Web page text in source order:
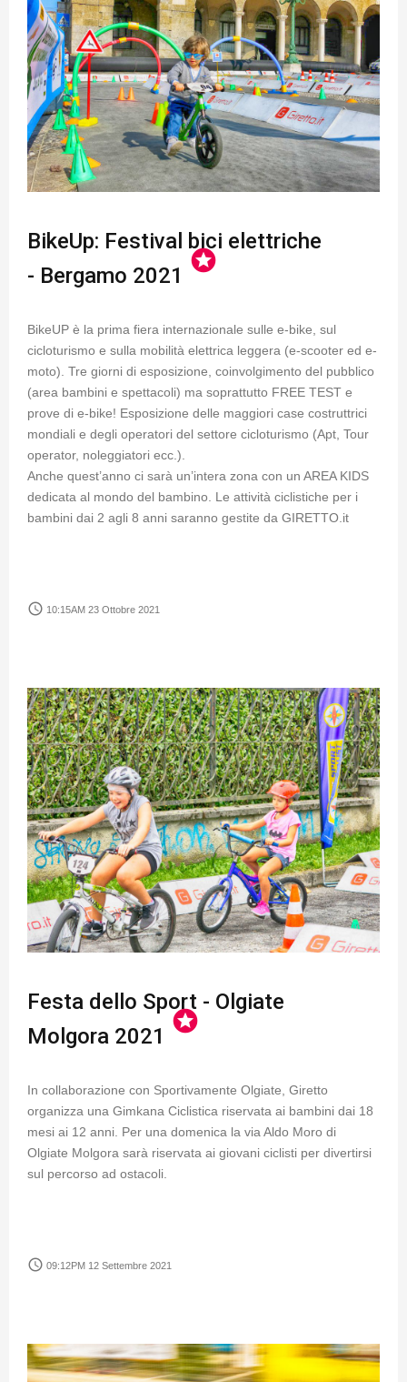
BikeUp: Festival bici elettriche
- Bergamo 2021
stars
BikeUP è la prima fiera internazionale sulle e-bike, sul
cicloturismo e sulla mobilità elettrica leggera (e-scooter ed e-
moto). Tre giorni di esposizione, coinvolgimento del pubblico
(area bambini e spettacoli) ma soprattutto FREE TEST e
prove di e-bike! Esposizione delle maggiori case costruttrici
mondiali e degli operatori del settore cicloturismo (Apt, Tour
operator, noleggiatori ecc.).
Anche quest’anno ci sarà un’intera zona con un AREA KIDS
dedicata al mondo del bambino. Le attività ciclistiche per i
bambini dai 2 agli 8 anni saranno gestite da GIRETTO.it
access_time 10:15AM 23 Ottobre 2021
Festa dello Sport - Olgiate
Molgora 2021
stars
In collaborazione con Sportivamente Olgiate, Giretto
organizza una Gimkana Ciclistica riservata ai bambini dai 18
mesi ai 12 anni. Per una domenica la via Aldo Moro di
Olgiate Molgora sarà riservata ai giovani ciclisti per divertirsi
sul percorso ad ostacoli.
access_time 09:12PM 12 Settembre 2021